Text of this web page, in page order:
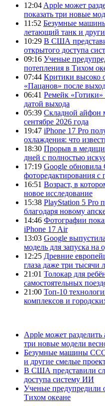
12:04 Apple может
показать три новые
11:52 Безумные
летающий танк и
10:29 В США
открытого доступа
09:16 Ученые
потепления в Тихом
07:44 Критики высоко
«Пацанов» после
06:41 Ремейк
датой выхода
05:39 Складной айфон
сентябре 2026 года
19:47 iPhone 17 Pro
охлаждения: что
18:30 Прорыв в
дней с полностью
17:19 Google обновила
фоторедактирования
16:51 Возраст, в
новое исследование
15:38 PlayStation 5 Pro
благодаря новому
14:46 Фотографии
iPhone 17 Air
13:03 Google
модель для запуска на
12:25 Древние
глаза даже три тысячи
21:01 Толокар для
самостоятельных
21:00 Топ-10
комплексов и
Apple может
три новые модели
Безумные машины
и другие смелые
В США представили
доступа систему ИИ
Ученые предупредили
Тихом океане